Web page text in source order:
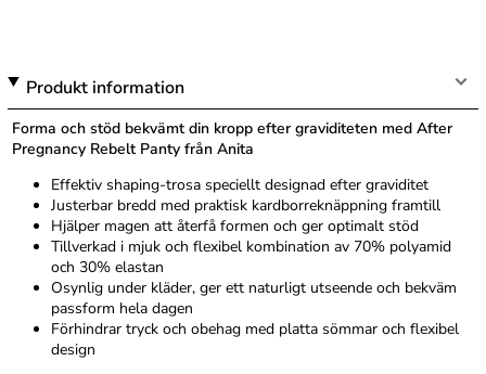
Produkt information
Forma och stöd bekvämt din kropp efter graviditeten med After
Pregnancy Rebelt Panty från Anita
Effektiv shaping-trosa speciellt designad efter graviditet
Justerbar bredd med praktisk kardborreknäppning framtill
Hjälper magen att återfå formen och ger optimalt stöd
Tillverkad i mjuk och flexibel kombination av 70% polyamid
och 30% elastan
Osynlig under kläder, ger ett naturligt utseende och bekväm
passform hela dagen
Förhindrar tryck och obehag med platta sömmar och flexibel
design